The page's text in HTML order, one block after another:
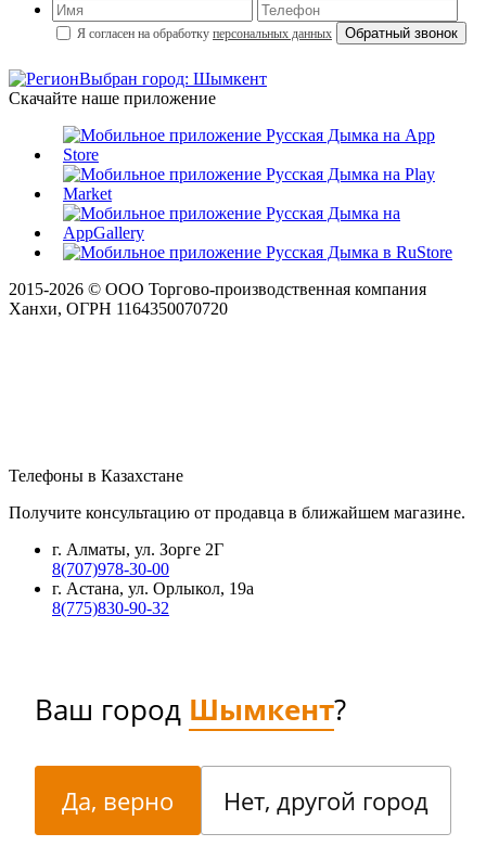
Я согласен на обработку персональных данных
Выбран город: Шымкент
Скачайте наше приложение
2015-2026 © ООО Торгово-производственная компания
Ханхи, ОГРН 1164350070720
Телефоны в Казахстане
Получите консультацию от продавца в ближайшем магазине.
г. Алматы, ул. Зорге 2Г
8(707)978-30-00
г. Астана, ул. Орлыкол, 19а
8(775)830-90-32
Ваш город Шымкент?
Да, верно Нет, другой город